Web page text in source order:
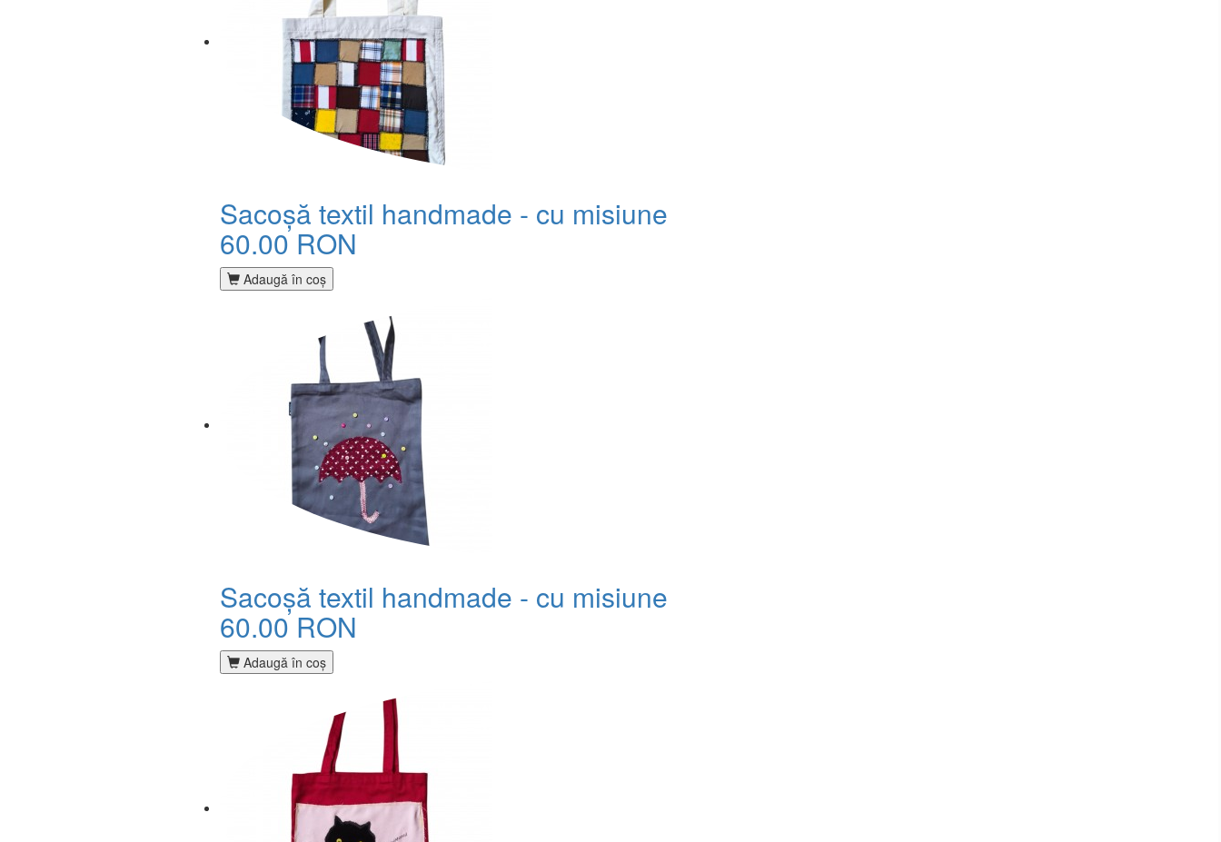
Sacoșă textil handmade - cu misiune
60.00 RON
Adaugă în coş
Sacoșă textil handmade - cu misiune
60.00 RON
Adaugă în coş